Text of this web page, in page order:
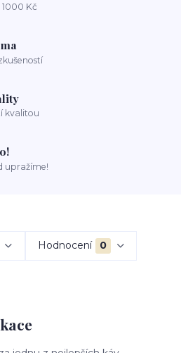
Kč
kvalitou
upražíme!
Hodnocení 0